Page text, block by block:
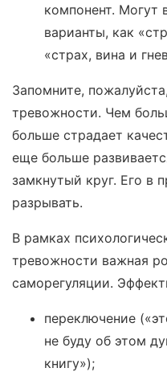
компонент. Могут
варианты, как
«страх, вина и
Запомните,
тревожности. Чем
больше страдает
еще больше
замкнутый круг. Его в
разрывать.
В рамках
тревожности важная
саморегуляции.
переключение
не буду об этом
книгу»);